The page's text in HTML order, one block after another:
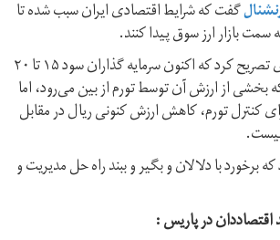
گفت که شرایط اقتصادی ایران سبب شده تا
سمت بازار ارز سوق پیدا کنند.
این کارشناس اقتصادی تصریح کرد که اکنون سرمایه گذاران سود ۱۵ تا ۲۰
بخشی از ارزش آن توسط تورم از بین می‌رود، اما
کنترل تورم، کاهش ارزش کنونی ریال در مقابل
برخورد با دلالان و بگیر و ببند راه حل مدیریت و
اقتصاددان در پاریس :